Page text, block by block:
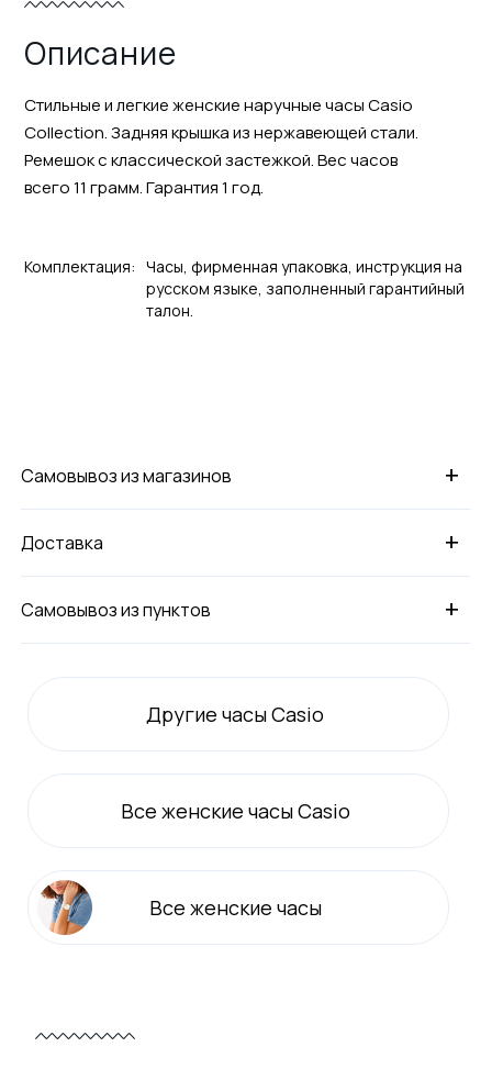
Описание
Стильные и легкие женские наручные часы Casio
Collection. Задняя крышка из нержавеющей стали.
Ремешок с классической застежкой. Вес часов
всего 11 грамм. Гарантия 1 год.
Комплектация: Часы, фирменная упаковка, инструкция на
русском языке, заполненный гарантийный
талон.
+
Самовывоз из магазинов
+
Доставка
+
Самовывоз из пунктов
Другие часы Casio
Все женские часы Casio
Все женские часы